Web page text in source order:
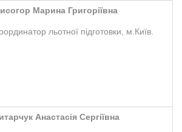
Марина Григоріївна
льотної підготовки, м.Київ.
Анастасія Сергіївна